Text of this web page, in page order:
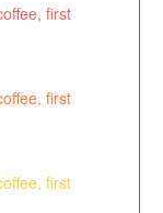
first
first
first